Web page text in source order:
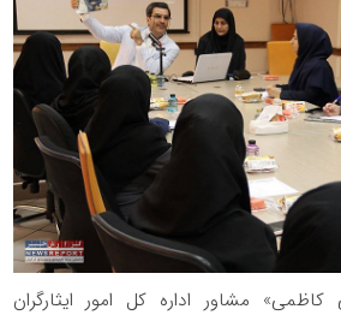
مشاور اداره کل امور ایثارگران